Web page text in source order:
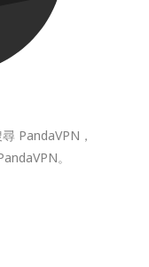
PandaVPN，
。